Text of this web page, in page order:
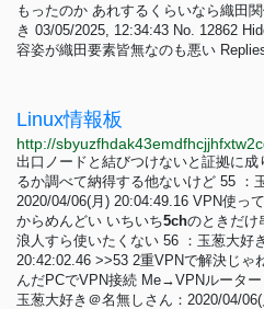
もったのか あれするくらいなら織田
き 03/05/2025, 12:34:43 No. 12862
容姿が織田要素皆無なのも悪い
Linux情報板
出口ノードと結びつけないと証拠に
るか調べて納得する他ないけど 55 ：
2020/04/06(月) 20:04:49.16 VPN使っ
からめんどい いちいち5chのときだけ
浪人すら使いたくない 56 ：玉葱大好
20:42:02.46 >>53 2重VPNで解決じゃ
んだPCでVPN接続 Me→VPNルータ
玉葱大好き＠名無しさん：2020/04/